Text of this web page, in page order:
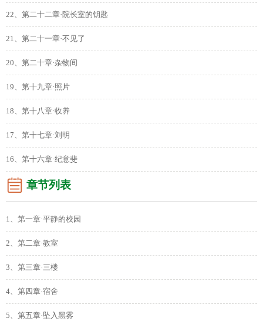
22、第二十二章·院长室的钥匙
21、第二十一章·不见了
20、第二十章·杂物间
19、第十九章·照片
18、第十八章·收养
17、第十七章·刘明
16、第十六章·纪意斐
章节列表
1、第一章·平静的校园
2、第二章·教室
3、第三章·三楼
4、第四章·宿舍
5、第五章·坠入黑雾